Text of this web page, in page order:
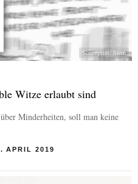
Screenprint: Stern
Witze erlaubt sind
Minderheiten, soll man keine
APRIL 2019